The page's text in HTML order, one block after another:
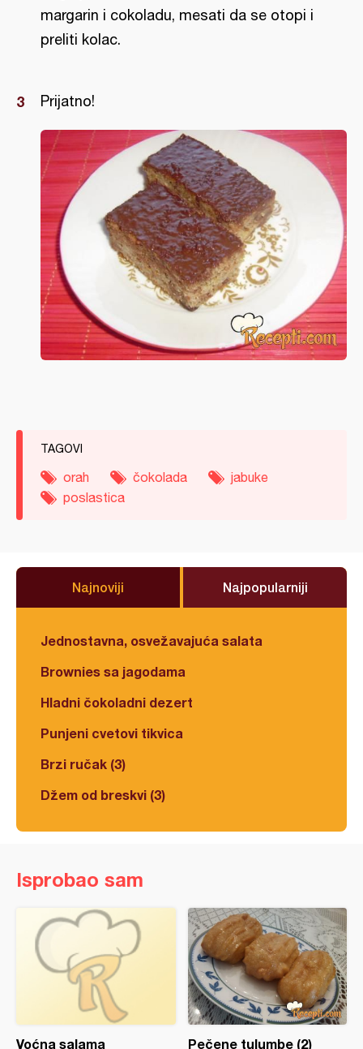
margarin i cokoladu, mesati da se otopi i
preliti kolac.
Prijatno!
TAGOVI
orah čokolada
jabuke
poslastica
Najnoviji Najpopularniji
Jednostavna, osvežavajuća salata
Brownies sa jagodama
Hladni čokoladni dezert
Punjeni cvetovi tikvica
Brzi ručak (3)
Džem od breskvi (3)
Isprobao sam
Voćna salama Pečene tulumbe (2)